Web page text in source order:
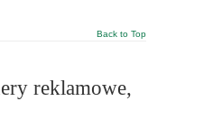
Back to Top
reklamowe,